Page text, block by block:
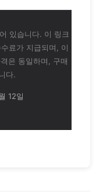
있습니다. 이 링크
료가 지급되며, 이
은 동일하며, 구매
다.
12일